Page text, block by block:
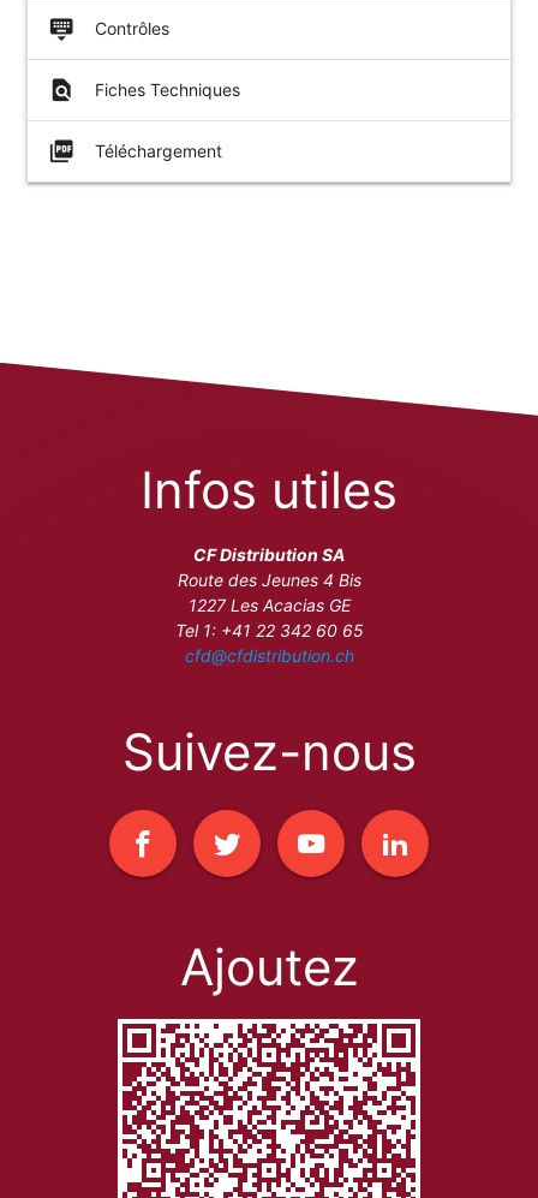
keyboard_hide Contrôles
find_in_page Fiches Techniques
picture_as_pdf Téléchargement
Infos utiles
CF Distribution SA
Route des Jeunes 4 Bis
1227 Les Acacias GE
Tel 1: +41 22 342 60 65
cfd@cfdistribution.ch
Suivez-nous
Ajoutez